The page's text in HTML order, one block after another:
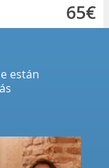
65€
están